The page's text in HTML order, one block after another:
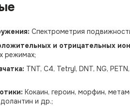
Спектрометрия
и отрицательных
режимах;
TNT, C4, Tetryl, DNT, NG,
Кокаин, героин, морфин,
и др.;